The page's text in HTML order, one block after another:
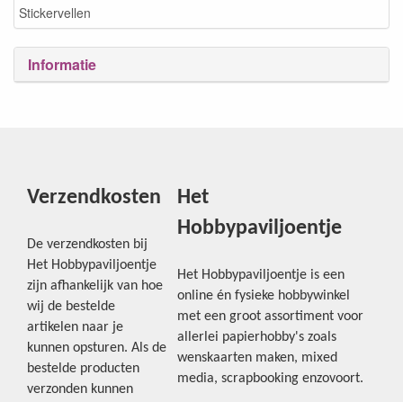
Stickervellen
Informatie
Verzendkosten
De verzendkosten bij
Het Hobbypaviljoentje
zijn afhankelijk van hoe
wij de bestelde
artikelen naar je
kunnen opsturen. Als de
bestelde producten
verzonden kunnen
Het
Hobbypaviljoentje
Het Hobbypaviljoentje is een
online én fysieke hobbywinkel
met een groot assortiment voor
allerlei papierhobby's zoals
wenskaarten maken, mixed
media, scrapbooking enzovoort.